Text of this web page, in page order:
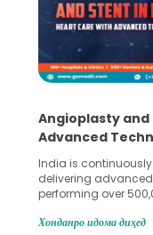
Angioplasty and
Advanced
India is
delivering
performing over
globe are searching
Хонданро идома диҳед